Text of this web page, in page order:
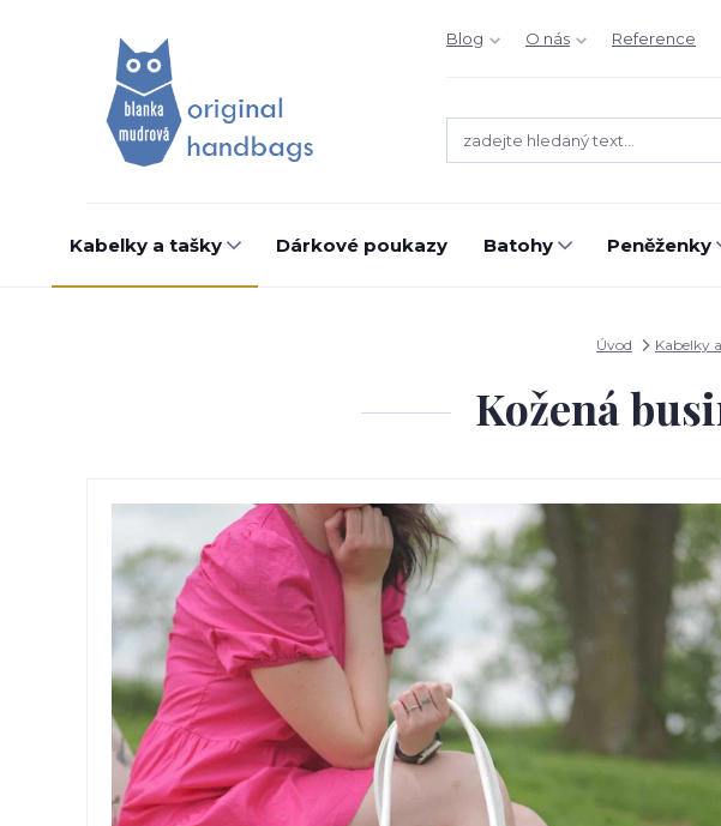
Blog O nás Reference
Kabelky a tašky Dárkové poukazy Batohy Peněženky
Úvod Kabelky
Kožená